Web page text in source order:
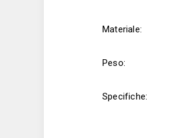
Materiale:
Peso:
Specifiche: